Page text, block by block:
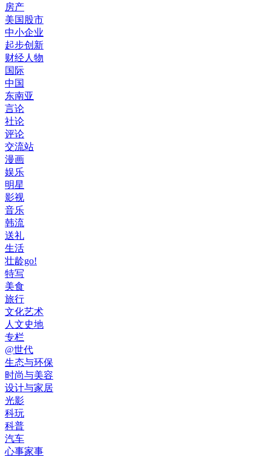
房产
美国股市
中小企业
起步创新
财经人物
国际
中国
东南亚
言论
社论
评论
交流站
漫画
娱乐
明星
影视
音乐
韩流
送礼
生活
壮龄go!
特写
美食
旅行
文化艺术
人文史地
专栏
@世代
生态与环保
时尚与美容
设计与家居
光影
科玩
科普
汽车
心事家事